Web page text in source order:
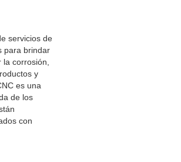
servicios de
para brindar
corrosión,
y
es una
de los
con